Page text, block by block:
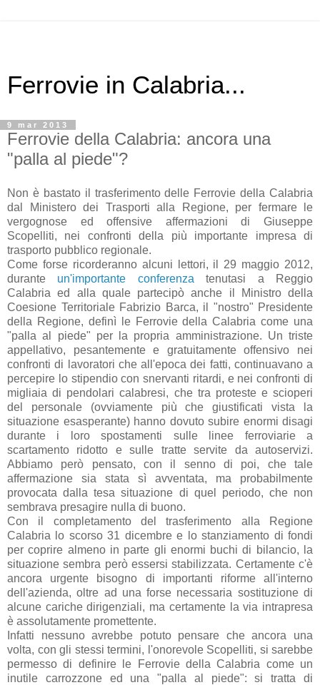
Ferrovie in Calabria...
9 mar 2013
Ferrovie della Calabria: ancora una
"palla al piede"?
Non è bastato il trasferimento delle Ferrovie della Calabria
dal Ministero dei Trasporti alla Regione, per fermare le
vergognose ed offensive affermazioni di Giuseppe
Scopelliti, nei confronti della più importante impresa di
trasporto pubblico regionale.
Come forse ricorderanno alcuni lettori, il 29 maggio 2012,
durante un'importante conferenza tenutasi a Reggio
Calabria ed alla quale partecipò anche il Ministro della
Coesione Territoriale Fabrizio Barca, il "nostro" Presidente
della Regione, definì le Ferrovie della Calabria come una
"palla al piede" per la propria amministrazione. Un triste
appellativo, pesantemente e gratuitamente offensivo nei
confronti di lavoratori che all'epoca dei fatti, continuavano a
percepire lo stipendio con snervanti ritardi, e nei confronti di
migliaia di pendolari calabresi, che tra proteste e scioperi
del personale (ovviamente più che giustificati vista la
situazione esasperante) hanno dovuto subire enormi disagi
durante i loro spostamenti sulle linee ferroviarie a
scartamento ridotto e sulle tratte servite da autoservizi.
Abbiamo però pensato, con il senno di poi, che tale
affermazione sia stata sì avventata, ma probabilmente
provocata dalla tesa situazione di quel periodo, che non
sembrava presagire nulla di buono.
Con il completamento del trasferimento alla Regione
Calabria lo scorso 31 dicembre e lo stanziamento di fondi
per coprire almeno in parte gli enormi buchi di bilancio, la
situazione sembra però essersi stabilizzata. Certamente c'è
ancora urgente bisogno di importanti riforme all'interno
dell'azienda, oltre ad una forse necessaria sostituzione di
alcune cariche dirigenziali, ma certamente la via intrapresa
è assolutamente promettente.
Infatti nessuno avrebbe potuto pensare che ancora una
volta, con gli stessi termini, l'onorevole Scopelliti, si sarebbe
permesso di definire le Ferrovie della Calabria come un
inutile carrozzone ed una "palla al piede": si tratta di